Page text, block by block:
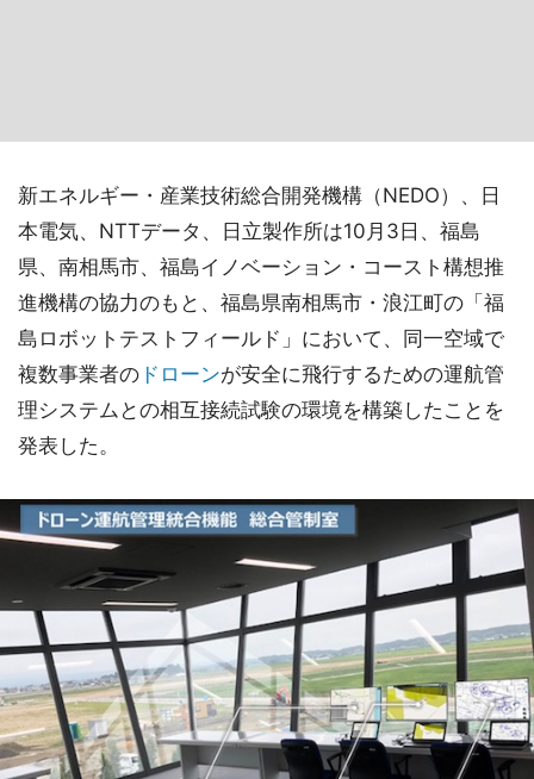
新エネルギー・産業技術総合開発機構（NEDO）、日
本電気、NTTデータ、日立製作所は10月3日、福島
県、南相馬市、福島イノベーション・コースト構想推
進機構の協力のもと、福島県南相馬市・浪江町の「福
島ロボットテストフィールド」において、同一空域で
複数事業者の ドローンが安全に飛行するための運航管
理システムとの相互接続試験の環境を構築したことを
発表した。